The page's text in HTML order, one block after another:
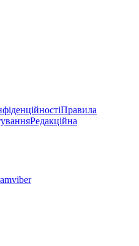
Правила
Редакційна
viber